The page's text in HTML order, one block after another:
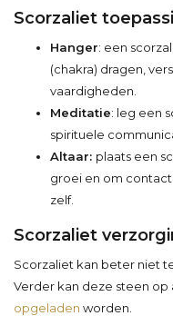
Scorzaliet
Hanger: een
(chakra) dragen,
vaardigheden.
Meditatie: leg een
spirituele
Altaar: plaats een
groei en om
zelf.
Scorzaliet
Scorzaliet kan beter niet
Verder kan deze steen op
opgeladen worden.